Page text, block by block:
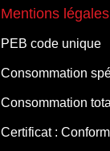
Mentions légales
PEB code unique
Consommation
Consommation
Certificat :